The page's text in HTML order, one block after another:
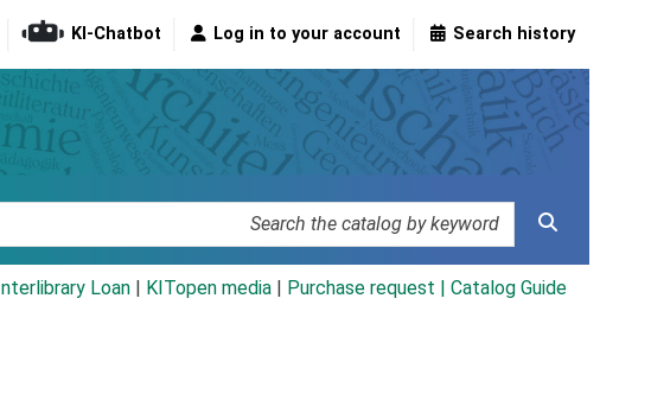
KI-Chatbot Log in to your account Search history
Interlibrary Loan KITopen media Purchase request | Catalog Guide